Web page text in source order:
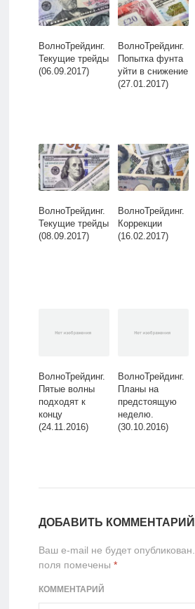
ВолноТрейдинг.
Текущие трейды
(06.09.2017)
ВолноТрейдинг.
Попытка фунта
уйти в снижение
(27.01.2017)
ВолноТрейдинг.
Текущие трейды
(08.09.2017)
ВолноТрейдинг.
Коррекции
(16.02.2017)
ВолноТрейдинг.
Пятые волны
подходят к
концу
(24.11.2016)
ВолноТрейдинг.
Планы на
предстоящую
неделю.
(30.10.2016)
ДОБАВИТЬ КОММЕНТАРИЙ
Ваш e-mail не будет опубликован.
поля помечены *
КОММЕНТАРИЙ